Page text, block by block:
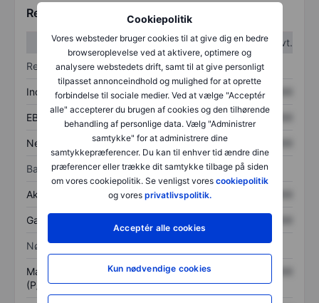
Cookiepolitik
Vores websteder bruger cookies til at give dig en bedre
browseroplevelse ved at aktivere, optimere og
analysere webstedets drift, samt til at give personligt
tilpasset annonceindhold og mulighed for at oprette
forbindelse til sociale medier. Ved at vælge "Acceptér
alle" accepterer du brugen af cookies og den tilhørende
behandling af personlige data. Vælg "Administrer
samtykke" for at administrere dine
samtykkepræferencer. Du kan til enhver tid ændre dine
præferencer eller trække dit samtykke tilbage på siden
om vores cookiepolitik. Se venligst vores cookiepolitik
og vores privatlivspolitik.
Acceptér alle cookies
Kun nødvendige cookies
Regnskabstal
1. kvt.
2. kvt.
Resultatopgørelse
Indtægter XXXXXXX XXXXXXX
EBITDA XXXXXXX
Nettoresultat XXXXXXX
Balance
Aktiver i alt XXXXXXX
Gæld
Nøgletal
Markedsværdi/omsætning
(P/S)
XXXXXXX